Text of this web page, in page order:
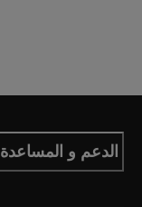
الدعم و المساعدة